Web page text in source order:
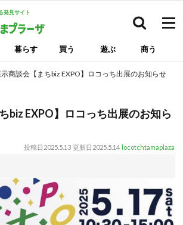
発見サイト
暮らす 買う 遊ぶ 商う
示商談会【まちbiz EXPO】ロコっち出展のお知らせ
biz EXPO】ロコっち出展のお知ら
投稿日 2025.5.13 更新日 2025.5.14 locotchtamaplaza